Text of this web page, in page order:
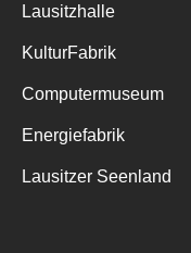
Lausitzhalle
KulturFabrik
Computermuseum
Energiefabrik
Lausitzer Seenland